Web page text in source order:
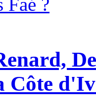
Côte